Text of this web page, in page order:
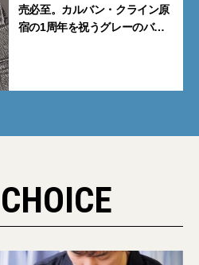
売必至。カルバン・クライン原
宿の1周年を祝うグレーのバ